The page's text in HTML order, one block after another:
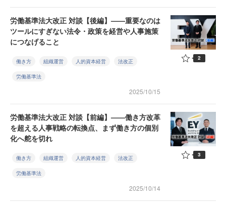
労働基準法大改正 対談【後編】——重要なのは
ツールにすぎない法令・政策を経営や人事施策
につなげること
働き方 組織運営 人的資本経営 法改正
労働基準法
2025/10/15
2
労働基準法大改正 対談【前編】——働き方改革
を超える人事戦略の転換点、まず働き方の個別
化へ舵を切れ
働き方 組織運営 人的資本経営 法改正
労働基準法
2025/10/14
3